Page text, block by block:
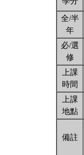
全/半
年
必/選
修
上課
時間
上課
地點
備註